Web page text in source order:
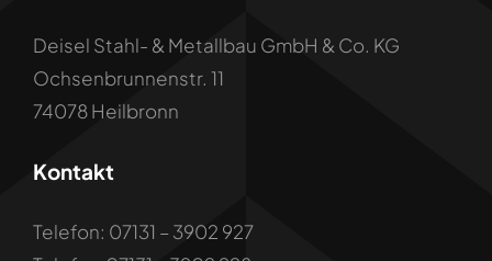
Deisel Stahl- & Metallbau GmbH & Co. KG
Ochsenbrunnenstr. 11
74078 Heilbronn
Kontakt
Telefon: 07131 – 3902 927